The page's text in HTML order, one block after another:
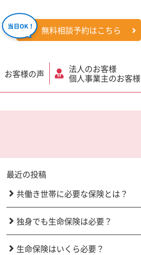
無料相談予約はこちら
お客様の声 法人のお客様
個人事業主のお客様
最近の投稿
共働き世帯に必要な保険とは？
独身でも生命保険は必要？
生命保険はいくら必要？